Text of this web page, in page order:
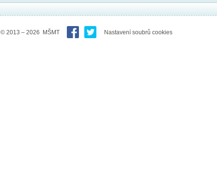
© 2013 – 2026 MŠMT Nastavení soubrů cookies